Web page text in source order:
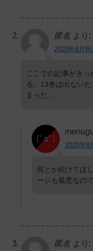
匿名 より:
2020年8月9
ここでの記事がき
る。13巻は出ない
まった…
2020年8
何とか続けてほ
ージも最悪なの
匿名 より: